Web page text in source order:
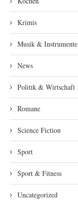
Krimis
Musik & Instrumente
News
Politik & Wirtschaft
Romane
Science Fiction
Sport
Sport & Fitness
Uncategorized